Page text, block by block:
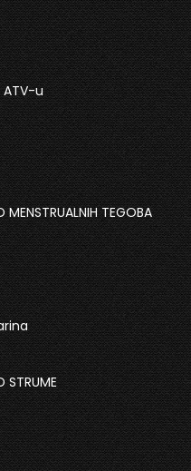
ATV-u
TEGOBA
STRUME